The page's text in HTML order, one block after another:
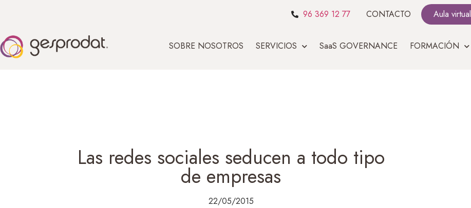
96 369 12 77 CONTACTO Aula virtual
SOBRE NOSOTROS SERVICIOS SaaS GOVERNANCE FORMACIÓN
Las redes sociales seducen a todo tipo
de empresas
22/05/2015